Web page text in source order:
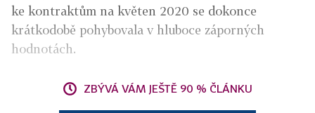
ke kontraktům na květen 2020 se dokonce
krátkodobě pohybovala v hluboce záporných
hodnotách.
ZBÝVÁ VÁM JEŠTĚ 90 % ČLÁNKU